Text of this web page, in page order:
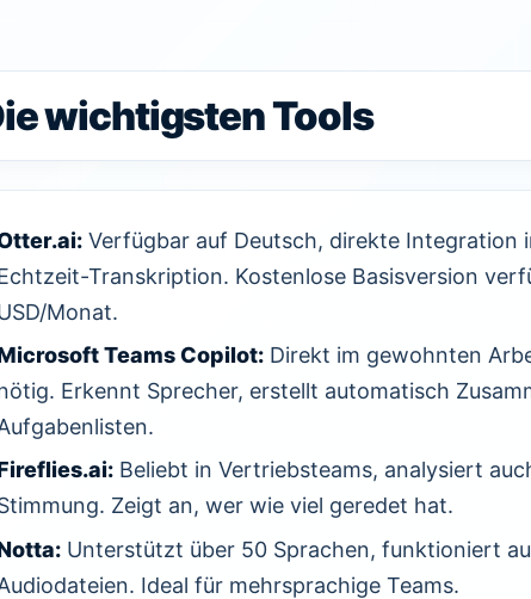
wichtigsten Tools
Verfügbar auf Deutsch, direkte Integration
Transkription. Kostenlose Basisversion
Monat.
Teams Copilot: Direkt im gewohnten
Erkennt Sprecher, erstellt automatisch
Beliebt in Vertriebsteams, analysiert
Zeigt an, wer wie viel geredet hat.
Unterstützt über 50 Sprachen, funktioniert
Ideal für mehrsprachige Teams.